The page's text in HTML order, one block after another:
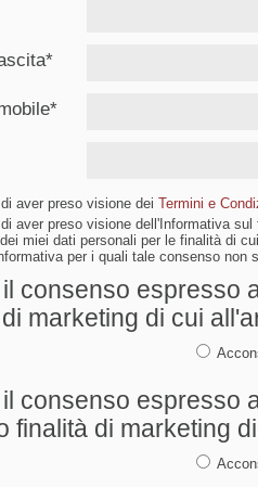
aver preso visione dei Termini e
di aver preso visione dell'Informativa
miei dati personali per le finalità di
per i quali tale consenso non
consenso espresso
marketing di cui
consenso espresso
finalità di marketing